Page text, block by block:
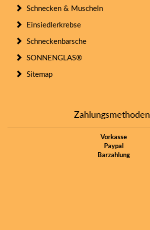
Schnecken & Muscheln
Einsiedlerkrebse
Schneckenbarsche
SONNENGLAS®
Sitemap
Zahlungsmethoden
Vorkasse
Paypal
Barzahlung